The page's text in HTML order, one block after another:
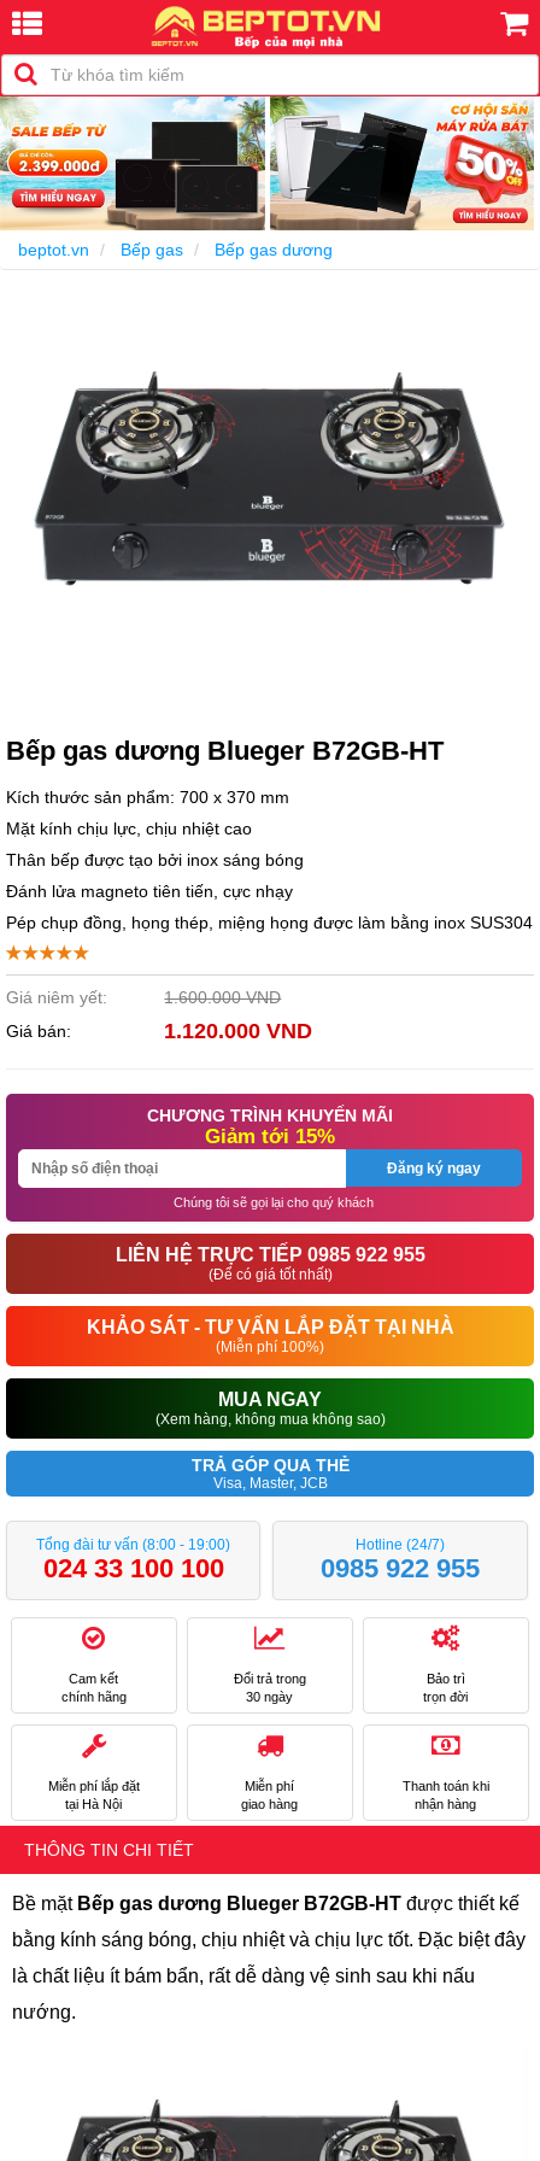
beptot.vn Bếp gas Bếp gas dương
Bếp gas dương Blueger B72GB-HT
Kích thước sản phẩm: 700 x 370 mm
Mặt kính chịu lực, chịu nhiệt cao
Thân bếp được tạo bởi inox sáng bóng
Đánh lửa magneto tiên tiến, cực nhạy
Pép chụp đồng, họng thép, miệng họng được làm bằng inox SUS304
Giá niêm yết: 1.600.000 VND
-30%
Giá bán: 1.120.000 VND
CHƯƠNG TRÌNH KHUYẾN MÃI
Giảm tới 15%
Đăng ký ngay
Chúng tôi sẽ gọi lại cho quý khách
LIÊN HỆ TRỰC TIẾP 0985 922 955
(Để có giá tốt nhất)
KHẢO SÁT - TƯ VẤN LẮP ĐẶT TẠI NHÀ
(Miễn phí 100%)
MUA NGAY
(Xem hàng, không mua không sao)
TRẢ GÓP QUA THẺ
Visa, Master, JCB
Tổng đài tư vấn (8:00 - 19:00)
024 33 100 100
Hotline (24/7)
0985 922 955
Cam kết
chính hãng
Đổi trả trong
30 ngày
Bảo trì
trọn đời
Miễn phí lắp đặt
tại Hà Nội
Miễn phí
giao hàng
Thanh toán khi
nhận hàng
THÔNG TIN CHI TIẾT
Bề mặt Bếp gas dương Blueger B72GB-HT được thiết kế
bằng kính sáng bóng, chịu nhiệt và chịu lực tốt. Đặc biệt đây
là chất liệu ít bám bẩn, rất dễ dàng vệ sinh sau khi nấu
nướng.